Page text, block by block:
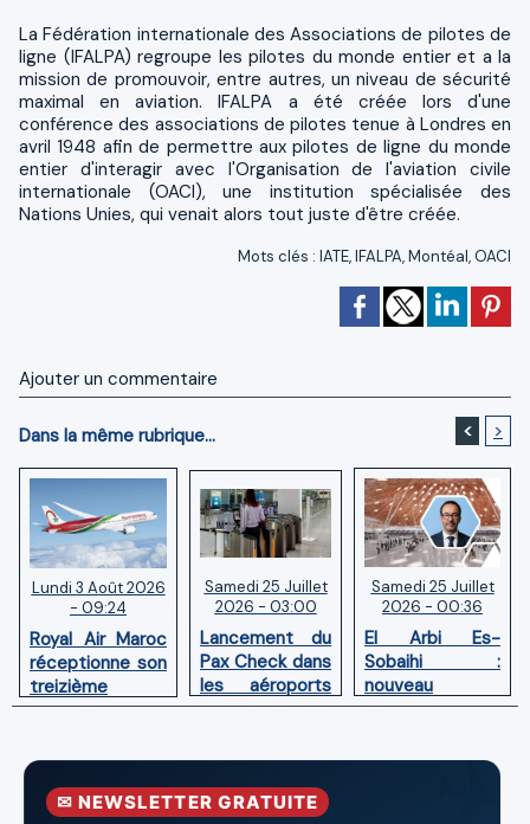
La Fédération internationale des Associations de pilotes de
ligne (IFALPA) regroupe les pilotes du monde entier et a la
mission de promouvoir, entre autres, un niveau de sécurité
maximal en aviation. IFALPA a été créée lors d'une
conférence des associations de pilotes tenue à Londres en
avril 1948 afin de permettre aux pilotes de ligne du monde
entier d'interagir avec l'Organisation de l'aviation civile
internationale (OACI), une institution spécialisée des
Nations Unies, qui venait alors tout juste d'être créée.
Mots clés : IATE,IFALPA,Montéal,OACI
Ajouter un commentaire
Dans la même rubrique... < >
Lundi 3 Août 2026
- 09:24
Royal Air Maroc
réceptionne son
treizième
Boeing 787
Samedi 25 Juillet
2026 - 03:00
Lancement du
Pax Check dans
les aéroports
du Maroc
Samedi 25 Juillet
2026 - 00:36
El Arbi Es-
Sobaihi :
nouveau
directeur à la
l’Aéroport
Mohammed V
✉ NEWSLETTER GRATUITE